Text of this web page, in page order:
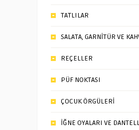
TATLILAR
SALATA, GARNİTÜR VE
REÇELLER
PÜF NOKTASI
ÇOCUK ÖRGÜLERİ
İĞNE OYALARI VE